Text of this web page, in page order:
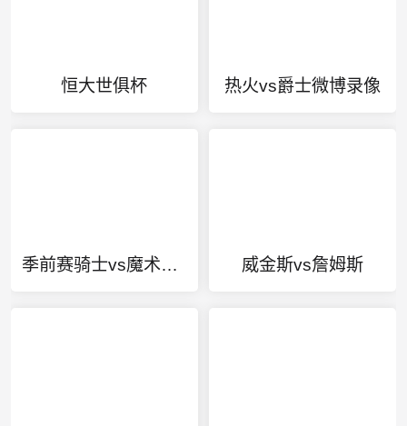
恒大世俱杯 热火vs爵士微博录像
季前赛骑士vs魔术录像回放 威金斯vs詹姆斯